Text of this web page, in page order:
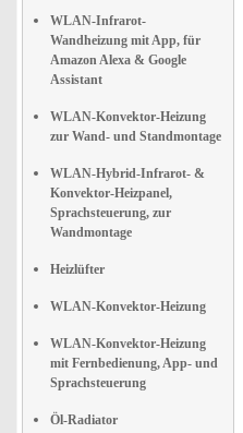
WLAN-Infrarot-
Wandheizung mit App, für
Amazon Alexa & Google
Assistant
WLAN-Konvektor-Heizung
zur Wand- und Standmontage
WLAN-Hybrid-Infrarot- &
Konvektor-Heizpanel,
Sprachsteuerung, zur
Wandmontage
Heizlüfter
WLAN-Konvektor-Heizung
WLAN-Konvektor-Heizung
mit Fernbedienung, App- und
Sprachsteuerung
Öl-Radiator